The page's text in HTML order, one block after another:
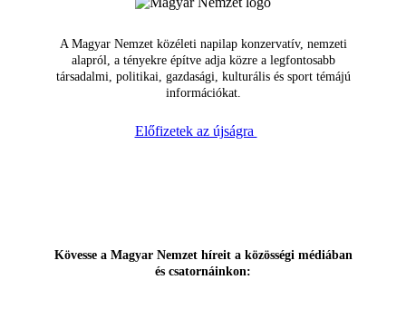
A Magyar Nemzet közéleti napilap konzervatív, nemzeti
alapról, a tényekre építve adja közre a legfontosabb
társadalmi, politikai, gazdasági, kulturális és sport témájú
információkat.
Előfizetek az újságra
Kövesse a Magyar Nemzet híreit a közösségi médiában
és csatornáinkon: